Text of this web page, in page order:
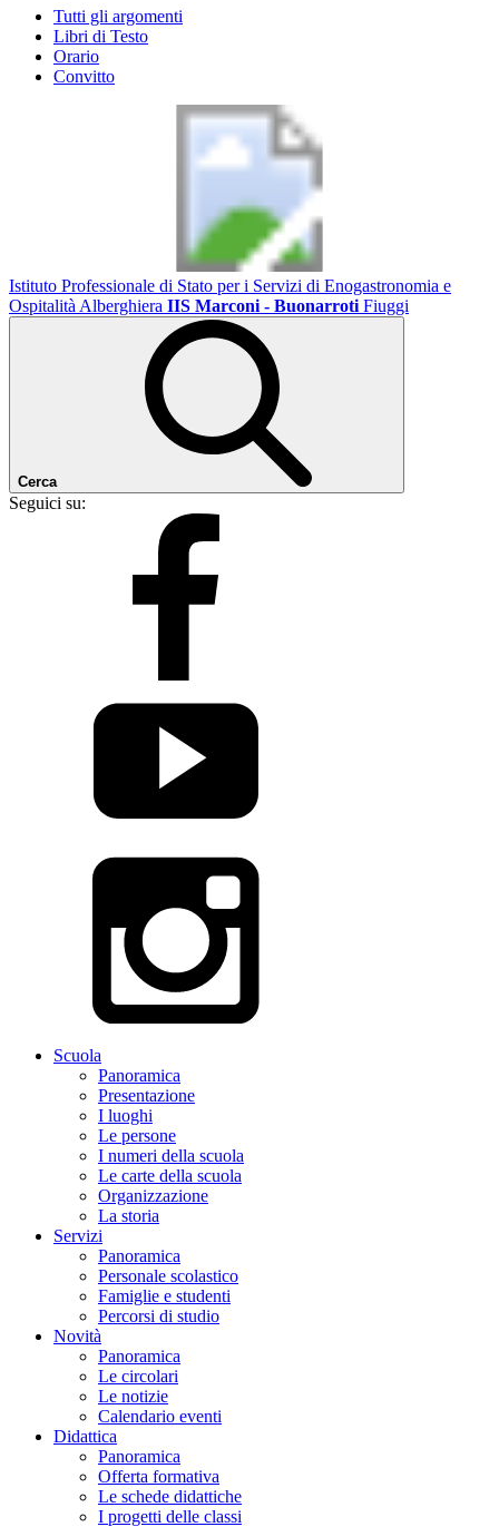
Tutti gli argomenti
Libri di Testo
Orario
Convitto
Istituto Professionale di Stato per i Servizi di Enogastronomia e
Ospitalità Alberghiera IIS Marconi - Buonarroti Fiuggi
Cerca
Seguici su:
Scuola
Panoramica
Presentazione
I luoghi
Le persone
I numeri della scuola
Le carte della scuola
Organizzazione
La storia
Servizi
Panoramica
Personale scolastico
Famiglie e studenti
Percorsi di studio
Novità
Panoramica
Le circolari
Le notizie
Calendario eventi
Didattica
Panoramica
Offerta formativa
Le schede didattiche
I progetti delle classi